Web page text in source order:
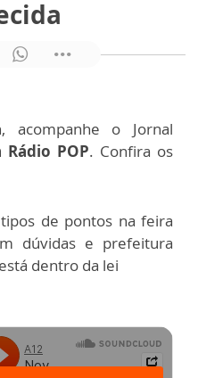
acompanhe o Jornal
POP. Confira os
de pontos na feira
dúvidas e prefeitura
dentro da lei